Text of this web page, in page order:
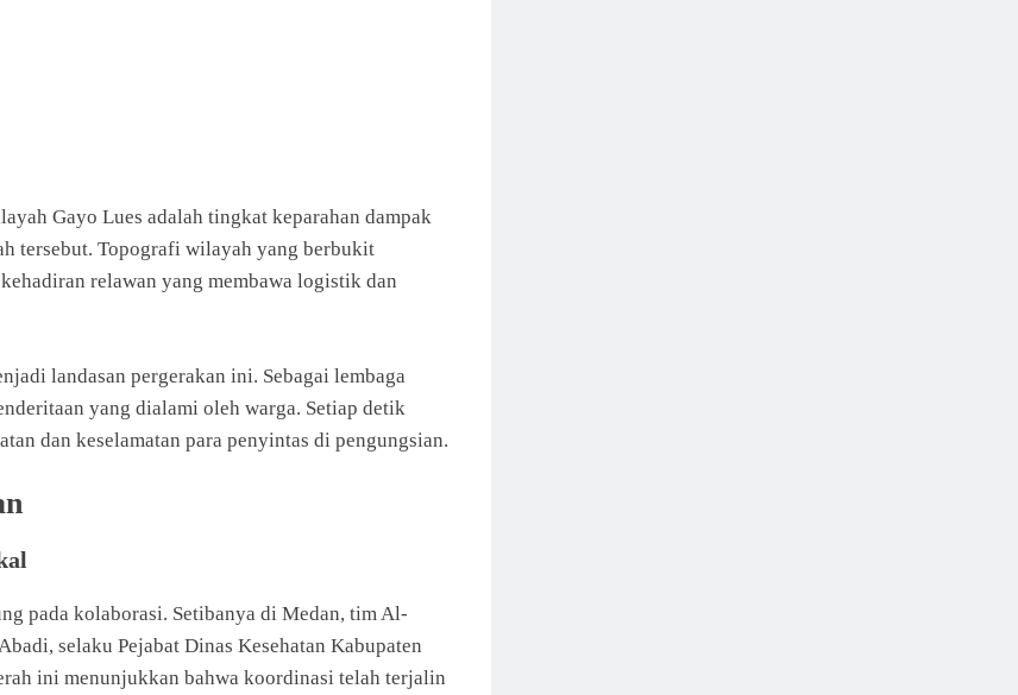
Gayo Lues adalah tingkat keparahan dampak
tersebut. Topografi wilayah yang berbukit
relawan yang membawa logistik dan
landasan pergerakan ini. Sebagai lembaga
yang dialami oleh warga. Setiap detik
dan keselamatan para penyintas di pengungsian.
pada kolaborasi. Setibanya di Medan, tim Al-
selaku Pejabat Dinas Kesehatan Kabupaten
ini menunjukkan bahwa koordinasi telah terjalin